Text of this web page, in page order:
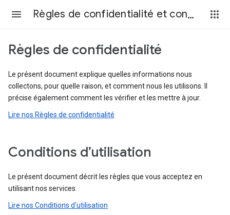
Règles de confidentialité et conditions d’utilisation
Règles de confidentialité
Le présent document explique quelles informations nous
collectons, pour quelle raison, et comment nous les utilisons. Il
précise également comment les vérifier et les mettre à jour.
Lire nos Règles de confidentialité
Conditions d’utilisation
Le présent document décrit les règles que vous acceptez en
utilisant nos services.
Lire nos Conditions d'utilisation